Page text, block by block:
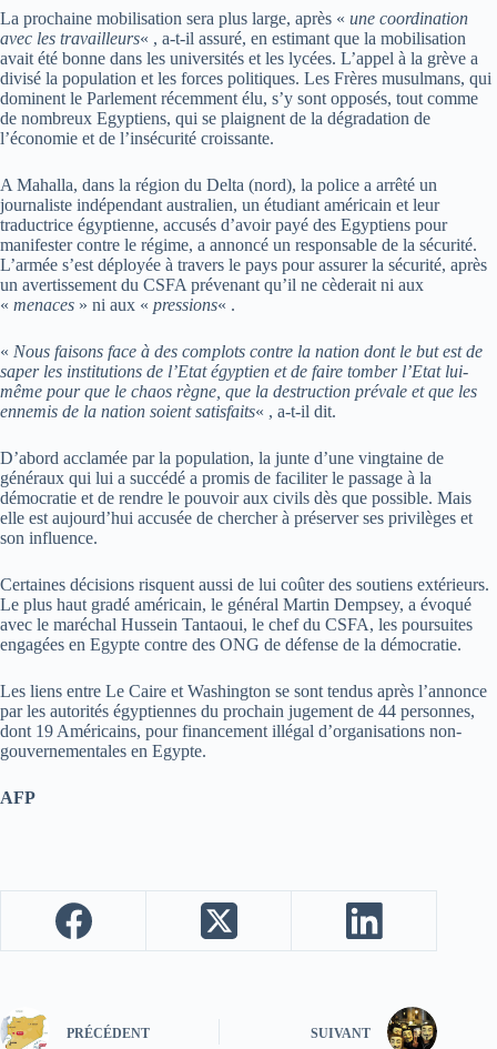
La prochaine mobilisation sera plus large, après « une coordination
avec les travailleurs« , a-t-il assuré, en estimant que la mobilisation
avait été bonne dans les universités et les lycées. L’appel à la grève a
divisé la population et les forces politiques. Les Frères musulmans, qui
dominent le Parlement récemment élu, s’y sont opposés, tout comme
de nombreux Egyptiens, qui se plaignent de la dégradation de
l’économie et de l’insécurité croissante.
A Mahalla, dans la région du Delta (nord), la police a arrêté un
journaliste indépendant australien, un étudiant américain et leur
traductrice égyptienne, accusés d’avoir payé des Egyptiens pour
manifester contre le régime, a annoncé un responsable de la sécurité.
L’armée s’est déployée à travers le pays pour assurer la sécurité, après
un avertissement du CSFA prévenant qu’il ne cèderait ni aux
« menaces » ni aux « pressions« .
« Nous faisons face à des complots contre la nation dont le but est de
saper les institutions de l’Etat égyptien et de faire tomber l’Etat lui-
même pour que le chaos règne, que la destruction prévale et que les
ennemis de la nation soient satisfaits« , a-t-il dit.
D’abord acclamée par la population, la junte d’une vingtaine de
généraux qui lui a succédé a promis de faciliter le passage à la
démocratie et de rendre le pouvoir aux civils dès que possible. Mais
elle est aujourd’hui accusée de chercher à préserver ses privilèges et
son influence.
Certaines décisions risquent aussi de lui coûter des soutiens extérieurs.
Le plus haut gradé américain, le général Martin Dempsey, a évoqué
avec le maréchal Hussein Tantaoui, le chef du CSFA, les poursuites
engagées en Egypte contre des ONG de défense de la démocratie.
Les liens entre Le Caire et Washington se sont tendus après l’annonce
par les autorités égyptiennes du prochain jugement de 44 personnes,
dont 19 Américains, pour financement illégal d’organisations non-
gouvernementales en Egypte.
AFP
PRÉCÉDENT SUIVANT